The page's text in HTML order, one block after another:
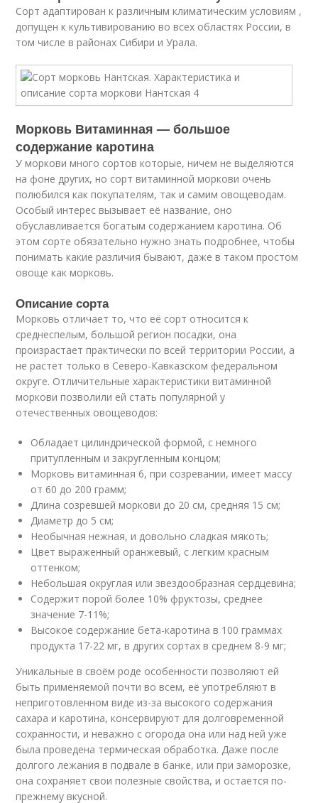
Сорт адаптирован к различным климатическим условиям ,
допущен к культивированию во всех областях России, в
том числе в районах Сибири и Урала.
Морковь Витаминная — большое
содержание каротина
У моркови много сортов которые, ничем не выделяются
на фоне других, но сорт витаминной моркови очень
полюбился как покупателям, так и самим овощеводам.
Особый интерес вызывает её название, оно
обуславливается богатым содержанием каротина. Об
этом сорте обязательно нужно знать подробнее, чтобы
понимать какие различия бывают, даже в таком простом
овоще как морковь.
Описание сорта
Морковь отличает то, что её сорт относится к
среднеспелым, большой регион посадки, она
произрастает практически по всей территории России, а
не растет только в Северо-Кавказском федеральном
округе. Отличительные характеристики витаминной
моркови позволили ей стать популярной у
отечественных овощеводов:
Обладает цилиндрической формой, с немного
притупленным и закругленным концом;
Морковь витаминная 6, при созревании, имеет массу
от 60 до 200 грамм;
Длина созревшей моркови до 20 см, средняя 15 см;
Диаметр до 5 см;
Необычная нежная, и довольно сладкая мякоть;
Цвет выраженный оранжевый, с легким красным
оттенком;
Небольшая округлая или звездообразная сердцевина;
Содержит порой более 10% фруктозы, среднее
значение 7-11%;
Высокое содержание бета-каротина в 100 граммах
продукта 17-22 мг, в других сортах в среднем 8-9 мг;
Уникальные в своём роде особенности позволяют ей
быть применяемой почти во всем, её употребляют в
неприготовленном виде из-за высокого содержания
сахара и каротина, консервируют для долговременной
сохранности, и неважно с огорода она или над ней уже
была проведена термическая обработка. Даже после
долгого лежания в подвале в банке, или при заморозке,
она сохраняет свои полезные свойства, и остается по-
прежнему вкусной.